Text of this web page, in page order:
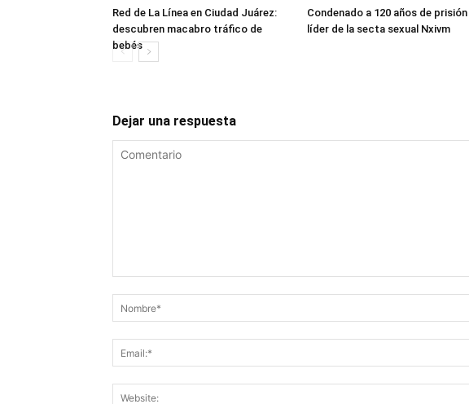
Red de La Línea en Ciudad Juárez:
descubren macabro tráfico de
bebés
Condenado a 120 años de prisión
líder de la secta sexual Nxivm
Dejar una respuesta